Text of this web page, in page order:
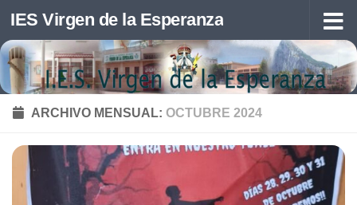
Saltar al contenido
IES Virgen de la Esperanza
ARCHIVO MENSUAL: OCTUBRE 2024